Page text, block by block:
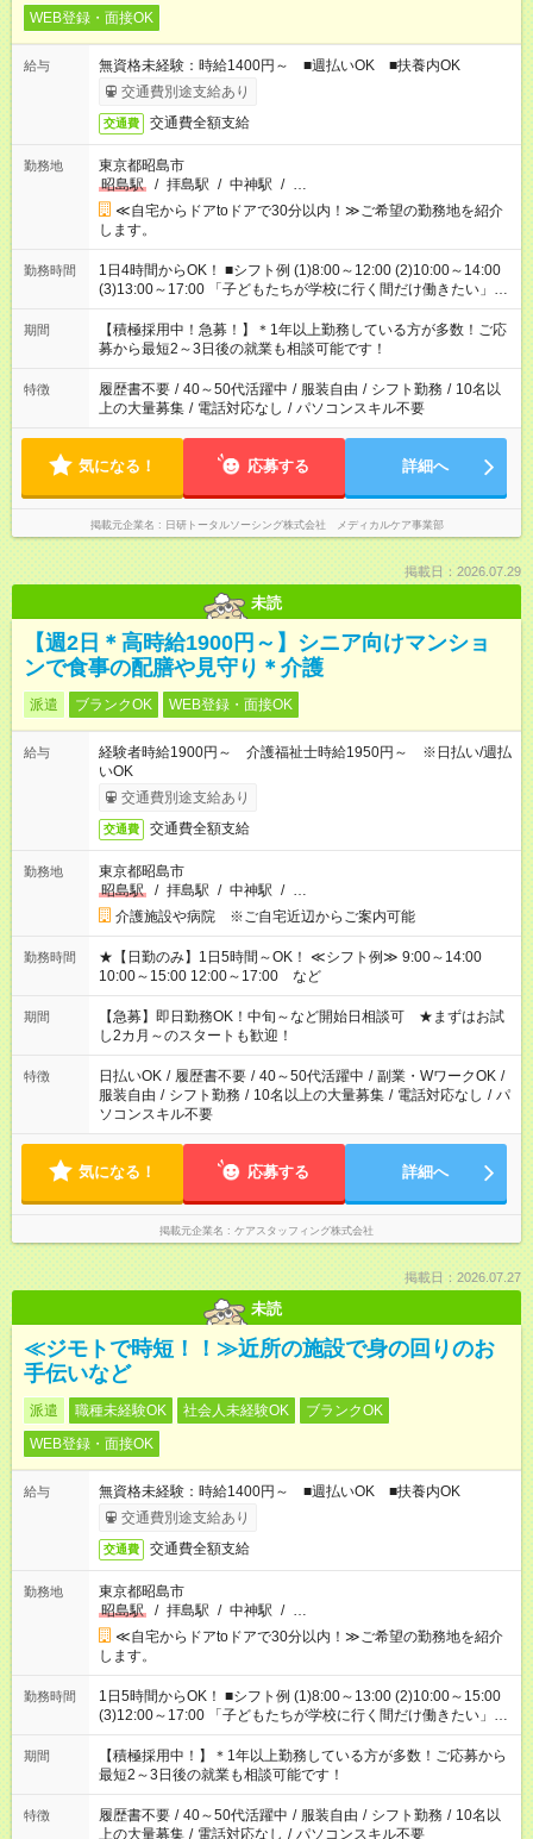
WEB登録・面接OK
給与
無資格未経験：時給1400円～ ■週払いOK ■扶養内OK
交通費別途支給あり
交通費 交通費全額支給
勤務地
東京都昭島市
昭島駅
/ 拝島駅 / 中神駅 / …
≪自宅からドアtoドアで30分以内！≫ご希望の勤務地を紹介
します。
勤務時間
1日4時間からOK！ ■シフト例 (1)8:00～12:00 (2)10:00～14:00
(3)13:00～17:00 「子どもたちが学校に行く間だけ働きたい」
「余裕を持って夕飯の準備がしたい」 「午前中は働いて、午後
はプライベートの時間にしたい」 など、ご希望を教えてくださ
いね。 ※Wワーク希望の方へ 今ご覧のお仕事で希望する勤務時
間と、もう1つのお仕事の勤務時間。 合計で週40時間を超える
場合は応募できません。
期間
【積極採用中！急募！】＊1年以上勤務している方が多数！ご応
募から最短2～3日後の就業も相談可能です！
特徴 履歴書不要 / 40～50代活躍中 / 服装自由 / シフト勤務 / 10名以
上の大量募集 / 電話対応なし / パソコンスキル不要
気になる！ 応募する 詳細へ
掲載元企業名 日研トータルソーシング株式会社 メディカルケア事業部
掲載日：2026.07.29
未読
【週2日＊高時給1900円～】シニア向けマンショ
ンで食事の配膳や見守り＊介護
派遣 ブランクOK WEB登録・面接OK
給与
経験者時給1900円～ 介護福祉士時給1950円～ ※日払い/週払
いOK
交通費別途支給あり
交通費 交通費全額支給
勤務地
東京都昭島市
昭島駅
/ 拝島駅 / 中神駅 / …
介護施設や病院 ※ご自宅近辺からご案内可能
勤務時間
★【日勤のみ】1日5時間～OK！ ≪シフト例≫ 9:00～14:00
10:00～15:00 12:00～17:00 など
期間
【急募】即日勤務OK！中旬～など開始日相談可 ★まずはお試
し2カ月～のスタートも歓迎！
特徴 日払いOK / 履歴書不要 / 40～50代活躍中 / 副業・WワークOK /
服装自由 / シフト勤務 / 10名以上の大量募集 / 電話対応なし / パ
ソコンスキル不要
気になる！ 応募する 詳細へ
掲載元企業名 ケアスタッフィング株式会社
掲載日：2026.07.27
未読
≪ジモトで時短！！≫近所の施設で身の回りのお
手伝いなど
派遣 職種未経験OK 社会人未経験OK
ブランクOK
WEB登録・面接OK
給与
無資格未経験：時給1400円～ ■週払いOK ■扶養内OK
交通費別途支給あり
交通費 交通費全額支給
勤務地
東京都昭島市
昭島駅
/ 拝島駅 / 中神駅 / …
≪自宅からドアtoドアで30分以内！≫ご希望の勤務地を紹介
します。
勤務時間
1日5時間からOK！ ■シフト例 (1)8:00～13:00 (2)10:00～15:00
(3)12:00～17:00 「子どもたちが学校に行く間だけ働きたい」
「余裕を持って夕飯の準備がしたい」 「午前中は働いて、午後
はプライベートの時間にしたい」 など、ご希望を教えてくださ
いね。 ※Wワーク希望の方へ 今ご覧のお仕事で希望する勤務時
間と、もう1つのお仕事の勤務時間。 合計で週40時間を超える
場合は応募できません。
期間
【積極採用中！】＊1年以上勤務している方が多数！ご応募から
最短2～3日後の就業も相談可能です！
特徴 履歴書不要 / 40～50代活躍中 / 服装自由 / シフト勤務 / 10名以
上の大量募集 / 電話対応なし / パソコンスキル不要